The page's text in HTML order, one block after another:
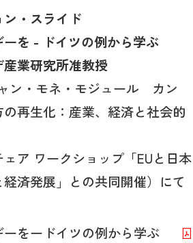
・スライド
を - ドイツの例から学ぶ
業研究所准教授
ン・モネ・モジュール カン
再生化：産業、経済と社会的
ェア ワークショップ「EUと日本
済発展」との共同開催）にて
をードイツの例から学ぶ